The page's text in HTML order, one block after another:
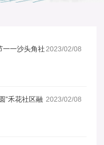
2023/02/08
一一沙头角社
2023/02/08
”禾花社区融